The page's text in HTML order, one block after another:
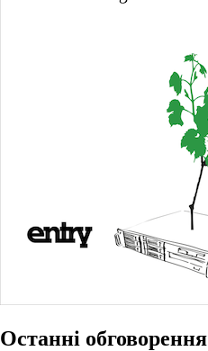
Останні обговорення